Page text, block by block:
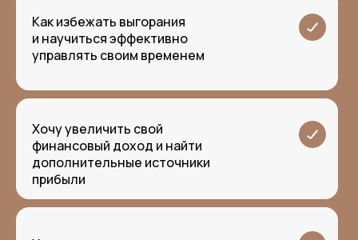
Как избежать выгорания
и научиться эффективно
управлять своим временем
Хочу увеличить свой
финансовый доход и найти
дополнительные источники
прибыли